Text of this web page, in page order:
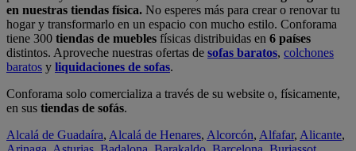
en nuestras tiendas física. No esperes más para crear o renovar tu
hogar y transformarlo en un espacio con mucho estilo. Conforama
tiene 300 tiendas de muebles físicas distribuidas en 6 países
distintos. Aproveche nuestras ofertas de sofas baratos, colchones
baratos y liquidaciones de sofas.
Conforama solo comercializa a través de su website o, físicamente,
en sus tiendas de sofás.
Alcalá de Guadaíra, Alcalá de Henares, Alcorcón, Alfafar, Alicante,